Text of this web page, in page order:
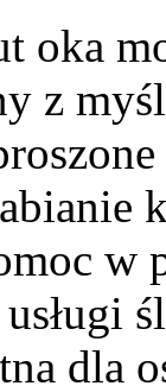
oka
z
w
dla